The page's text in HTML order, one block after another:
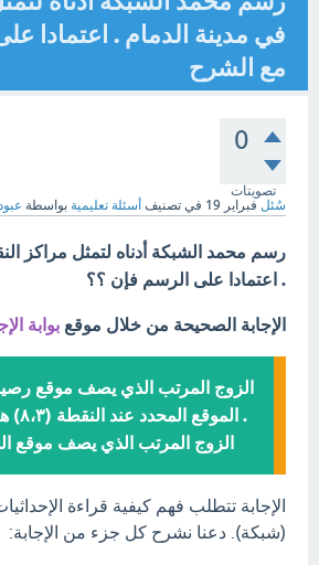
في مدينة الدمام . اعتمادا
مع الشرح
0
تصويتات
سُئل فبراير 19 في تصنيف أسئلة تعليمية بواسطة
رسم محمد الشبكة أدناه لتمثل مراكز
. اعتمادا على الرسم فإن ؟؟
الإجابة الصحيحة من خلال موقع بوابة
.
الزوج المرتب الذي يصف موقع
الإجابة تتطلب فهم كيفية قراءة
(شبكة). دعنا نشرح كل جزء من الإجابة: